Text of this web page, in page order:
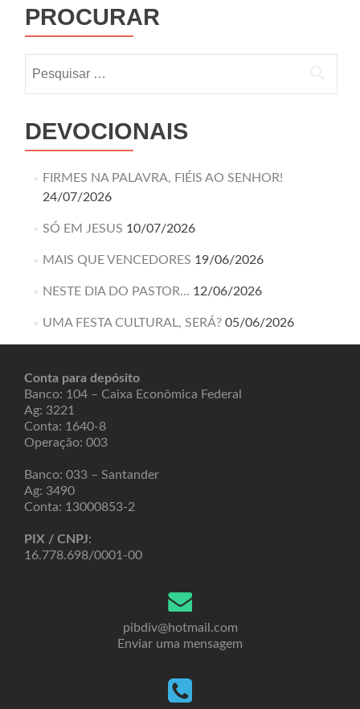
PROCURAR
DEVOCIONAIS
FIRMES NA PALAVRA, FIÉIS AO SENHOR!
24/07/2026
SÓ EM JESUS 10/07/2026
MAIS QUE VENCEDORES 19/06/2026
NESTE DIA DO PASTOR… 12/06/2026
UMA FESTA CULTURAL, SERÁ? 05/06/2026
Conta para depósito
Banco: 104 – Caixa Econômica Federal
Ag: 3221
Conta: 1640-8
Operação: 003
Banco: 033 – Santander
Ag: 3490
Conta: 13000853-2
PIX / CNPJ:
16.778.698/0001-00
pibdiv@hotmail.com
Enviar uma mensagem